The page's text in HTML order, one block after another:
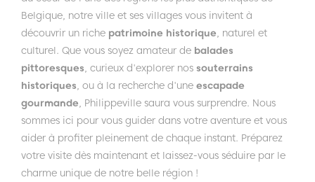
Belgique, notre ville et ses villages vous invitent à
découvrir un riche patrimoine historique , naturel et
culturel. Que vous soyez amateur de balades
pittoresques , curieux d'explorer nos souterrains
historiques , ou à la recherche d'une escapade
gourmande , Philippeville saura vous surprendre. Nous
sommes ici pour vous guider dans votre aventure et vous
aider à profiter pleinement de chaque instant. Préparez
votre visite dès maintenant et laissez-vous séduire par le
charme unique de notre belle région !